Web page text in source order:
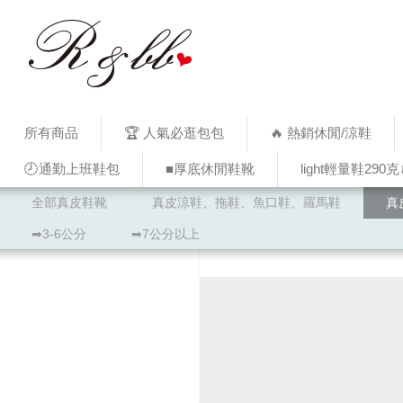
所有商品 🏆 人氣必逛包包 🔥 熱銷休閒/涼鞋
🕗通勤上班鞋包 ■厚底休閒鞋靴 light輕量鞋290克
全部真皮鞋靴 真皮涼鞋、拖鞋、魚口鞋、羅馬鞋 真
➡3-6公分 ➡7公分以上